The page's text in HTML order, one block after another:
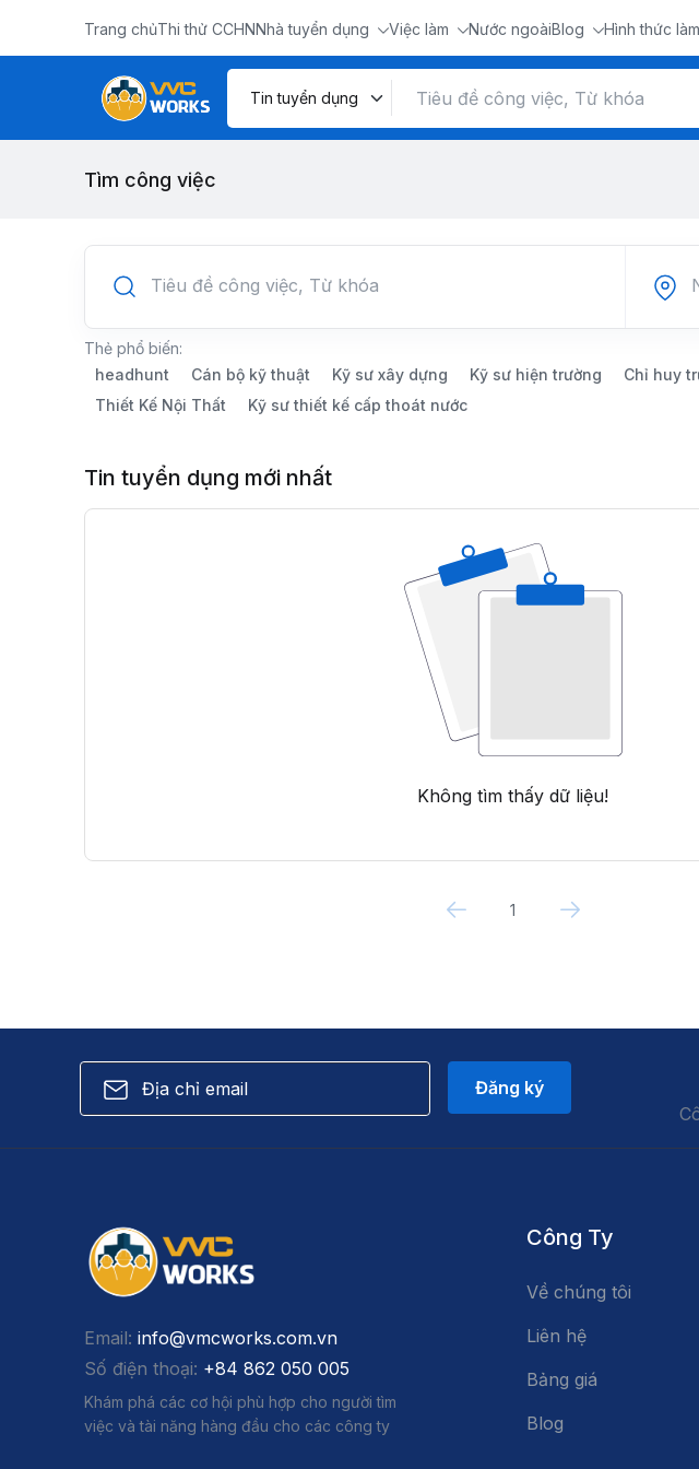
Trang chủThi thử CCHNNhà tuyển dụng Việc làm Nước ngoàiBlog Hình thức
Tìm công việc
Thẻ phổ biến:
headhunt
Cán bộ kỹ thuật Kỹ sư xây dựng Kỹ sư hiện trường Chỉ huy
Thiết Kế Nội Thất
Kỹ sư thiết kế cấp thoát nước
Tin tuyển dụng mới nhất
Không tìm thấy dữ liệu!
1
Đăng ký
Email: info@vmcworks.com.vn
Số điện thoại: +84 862 050 005
Khám phá các cơ hội phù hợp cho người tìm
việc và tài năng hàng đầu cho các công ty
Công Ty
Về chúng tôi
Liên hệ
Bảng giá
Blog